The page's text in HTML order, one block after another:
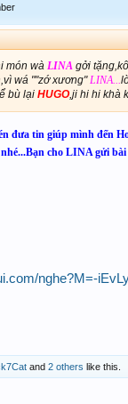
món wà LINA gởi
wá ""zớ xương"LINA...
bù lại HUGO,ji hi hi khà
đưa tin giúp mình đến
cho LINA gửi
nghe?M=-
and 2 others like this.